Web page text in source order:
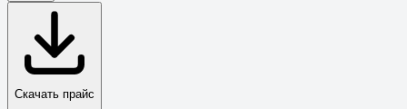
Скачать прайс